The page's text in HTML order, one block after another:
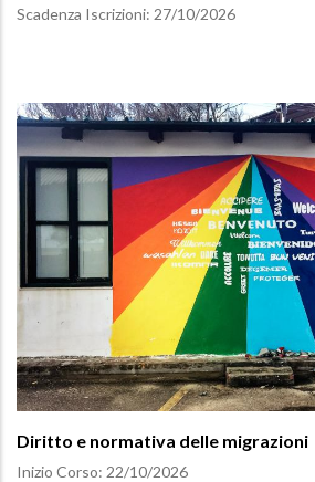
Scadenza Iscrizioni: 27/10/2026
Diritto e normativa delle migrazioni
Inizio Corso: 22/10/2026